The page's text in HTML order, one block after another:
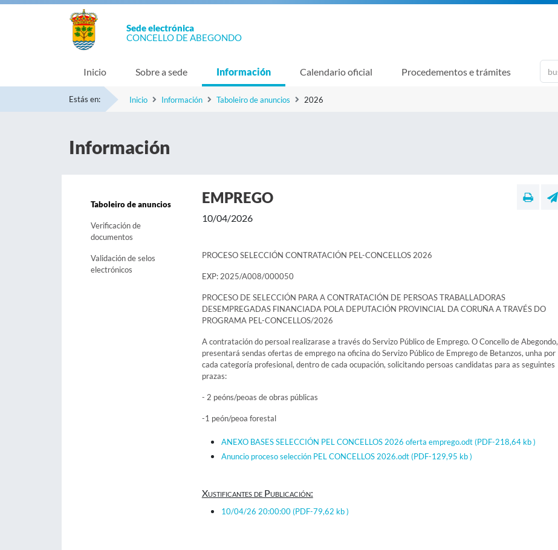
Sede electrónica
CONCELLO DE ABEGONDO
Inicio Sobre a sede Información Calendario oficial Procedementos e trámites
Estás en: Inicio Información Taboleiro de anuncios 2026
Información
Taboleiro de anuncios
Verificación de
documentos
Validación de selos
electrónicos
EMPREGO
10/04/2026
PROCESO SELECCIÓN CONTRATACIÓN PEL-CONCELLOS 2026
EXP: 2025/A008/000050
PROCESO DE SELECCIÓN PARA A CONTRATACIÓN DE PERSOAS TRABALLADORAS
DESEMPREGADAS FINANCIADA POLA DEPUTACIÓN PROVINCIAL DA CORUÑA A TRAVÉS DO
PROGRAMA PEL-CONCELLOS/2026
A contratación do persoal realizarase a través do Servizo Público de Emprego. O Concello de Abegondo,
presentará sendas ofertas de emprego na oficina do Servizo Público de Emprego de Betanzos, unha por
cada categoría profesional, dentro de cada ocupación, solicitando persoas candidatas para as seguintes
prazas:
- 2 peóns/peoas de obras públicas
-1 peón/peoa forestal
ANEXO BASES SELECCIÓN PEL CONCELLOS 2026 oferta emprego.odt(PDF-218,64 kb )
Anuncio proceso selección PEL CONCELLOS 2026.odt(PDF-129,95 kb )
Xustificantes de Publicación:
10/04/26 20:00:00(PDF-79,62 kb )